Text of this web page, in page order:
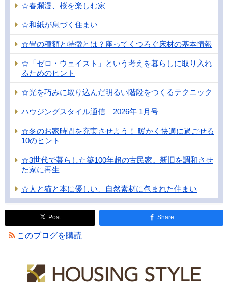
☆春爛漫、桜を楽しむ家
☆和紙が息づく住まい
☆畳の種類と特徴とは？座ってくつろぐ床材の基本情報
☆「ゼロ・ウェイスト」という考えを暮らしに取り入れ
るためのヒント
☆光を巧みに取り込んだ明るい階段をつくるテクニック
ハウジングスタイル通信 2026年 1月号
☆冬のお家時間を充実させよう！ 暖かく快適に過ごせる
10のヒント
☆3世代で暮らした築100年超の古民家。新旧を調和させ
た家に再生
☆人と猫と本に優しい、自然素材に包まれた住まい
Post Share
このブログを購読